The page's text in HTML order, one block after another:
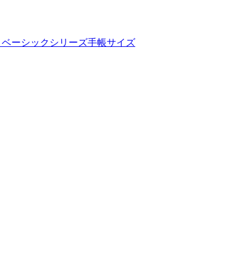
ベーシックシリーズ手帳サイズ